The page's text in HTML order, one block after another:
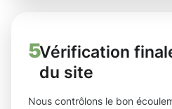
5Vérification
du site
Nous contrôlons le bon